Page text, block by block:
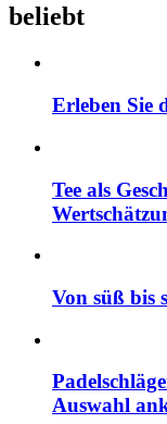
beliebt
Erleben Sie
Tee als
Von süß bis
Auswahl